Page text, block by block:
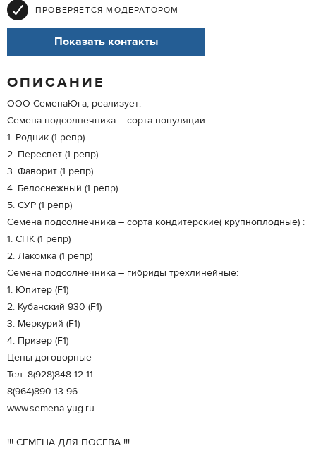
ПРОВЕРЯЕТСЯ МОДЕРАТОРОМ
Показать контакты
ОПИСАНИЕ
ООО СеменаЮга, реализует:
Семена подсолнечника – сорта популяции:
1. Родник (1 репр)
2. Пересвет (1 репр)
3. Фаворит (1 репр)
4. Белоснежный (1 репр)
5. СУР (1 репр)
Семена подсолнечника – сорта кондитерские( крупноплодные) :
1. СПК (1 репр)
2. Лакомка (1 репр)
Семена подсолнечника – гибриды трехлинейные:
1. Юпитер (F1)
2. Кубанский 930 (F1)
3. Меркурий (F1)
4. Призер (F1)
Цены договорные
Тел. 8(928)848-12-11
8(964)890-13-96
www.semena-yug.ru
!!! СЕМЕНА ДЛЯ ПОСЕВА !!!